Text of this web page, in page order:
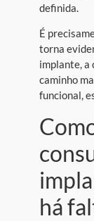
definida.
É
torna
implante, a
caminho
funcional,
há